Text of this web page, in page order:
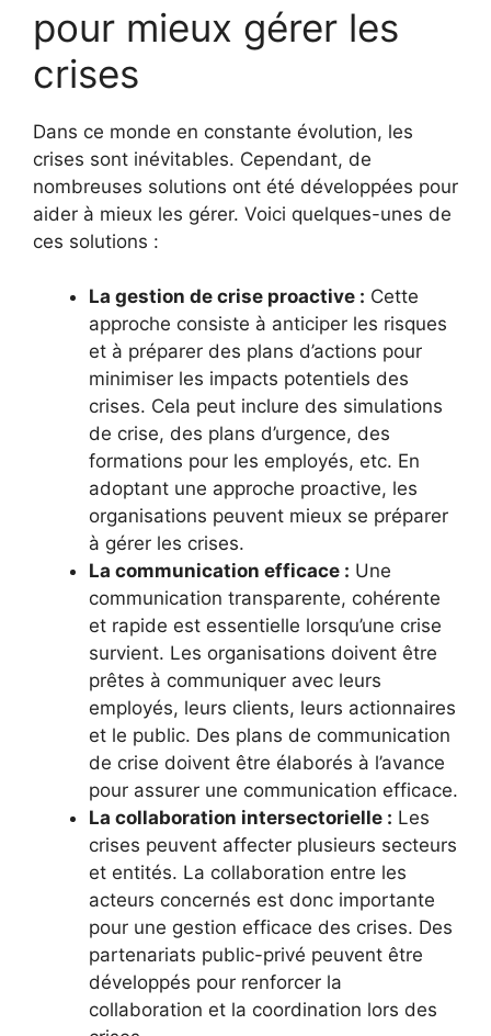
pour mieux gérer les
crises
Dans ce monde en constante évolution, les
crises sont inévitables. Cependant, de
nombreuses solutions ont été développées pour
aider à mieux les gérer. Voici quelques-unes de
ces solutions :
La gestion de crise proactive : Cette
approche consiste à anticiper les risques
et à préparer des plans d’actions pour
minimiser les impacts potentiels des
crises. Cela peut inclure des simulations
de crise, des plans d’urgence, des
formations pour les employés, etc. En
adoptant une approche proactive, les
organisations peuvent mieux se préparer
à gérer les crises.
La communication efficace : Une
communication transparente, cohérente
et rapide est essentielle lorsqu’une crise
survient. Les organisations doivent être
prêtes à communiquer avec leurs
employés, leurs clients, leurs actionnaires
et le public. Des plans de communication
de crise doivent être élaborés à l’avance
pour assurer une communication efficace.
La collaboration intersectorielle : Les
crises peuvent affecter plusieurs secteurs
et entités. La collaboration entre les
acteurs concernés est donc importante
pour une gestion efficace des crises. Des
partenariats public-privé peuvent être
développés pour renforcer la
collaboration et la coordination lors des